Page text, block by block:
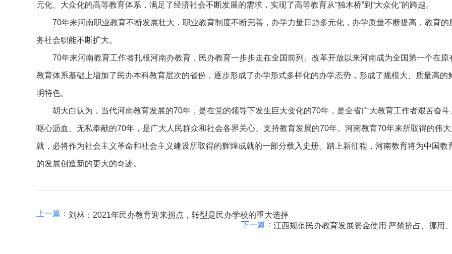
元化、大众化的高等教育体系，满足了经济社会不断发展的需求，实现了高等教育从“独木桥”到“大众化”的跨越。
70年来河南职业教育不断发展壮大，职业教育制度不断完善，办学力量日趋多元化，办学质量不断提高，教育的
务社会职能不断扩大。
70年来河南教育工作者扎根河南办教育，民办教育一步步走在全国前列。改革开放以来河南成为全国第一个在原
教育体系基础上增加了民办本科教育层次的省份，逐步形成了办学形式多样化的办学态势，形成了规模大、质量高的
明特色。
胡大白认为，当代河南教育发展的70年，是在党的领导下发生巨大变化的70年，是全省广大教育工作者艰苦奋斗
呕心沥血、无私奉献的70年，是广大人民群众和社会各界关心、支持教育发展的70年。河南教育70年来所取得的伟
就，必将作为社会主义革命和社会主义建设所取得的辉煌成就的一部分载入史册。踏上新征程，河南教育将为中国教
的发展创造新的更大的奇迹。
刘林：2021年民办教育迎来拐点，转型是民办学校的重大选择
江西规范民办教育发展资金使用 严禁挤占、挪用